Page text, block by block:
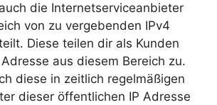
die Internetserviceanbieter
von zu vergebenden IPv4
Diese teilen dir als Kunden
aus diesem Bereich zu.
diese in zeitlich regelmäßigen
dieser öffentlichen IP Adresse